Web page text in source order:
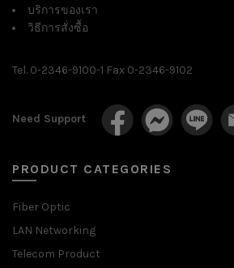
บริการของเรา
วิธีการสั่งซื้อ
Tel. 0-2346-9100-1 Fax 0-2346-9102
Need Support
PRODUCT CATEGORIES
Fiber Optic
LAN Networking
Telecom Product